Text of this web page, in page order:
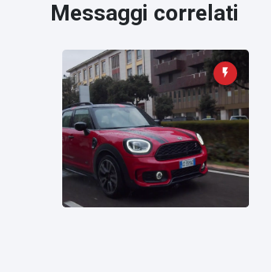
Messaggi correlati